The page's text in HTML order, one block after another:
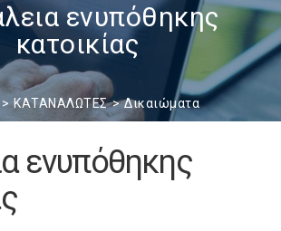
ενυπόθηκης
κατοικίας
ΚΑΤΑΝΑΛΩΤΕΣ Δικαιώματα
ενυπόθηκης